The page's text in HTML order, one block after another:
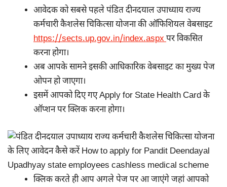
आवेदक को सबसे पहले पंडित दीनदयाल उपाध्याय राज्य
कर्मचारी कैशलेस चिकित्सा योजना की ऑफिशियल वेबसाइट
https://sects.up.gov.in/index.aspxपर विकसित
करना होगा।
अब आपके सामने इसकी आधिकारिक वेबसाइट का मुख्य पेज
ओपन हो जाएगा।
इसमें आपको दिए गए Apply for State Health Card के
ऑप्शन पर क्लिक करना होगा।
क्लिक करते ही आप अगले पेज पर आ जाएंगे जहां आपको